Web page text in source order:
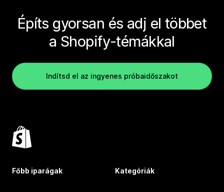
Építs gyorsan és adj el többet
a Shopify-témákkal
Indítsd el az ingyenes próbaidőszakot
Főbb iparágak Kategóriák